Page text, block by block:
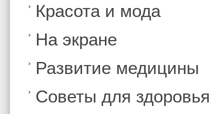
Красота и мода
На экране
Развитие медицины
Советы для здоровья